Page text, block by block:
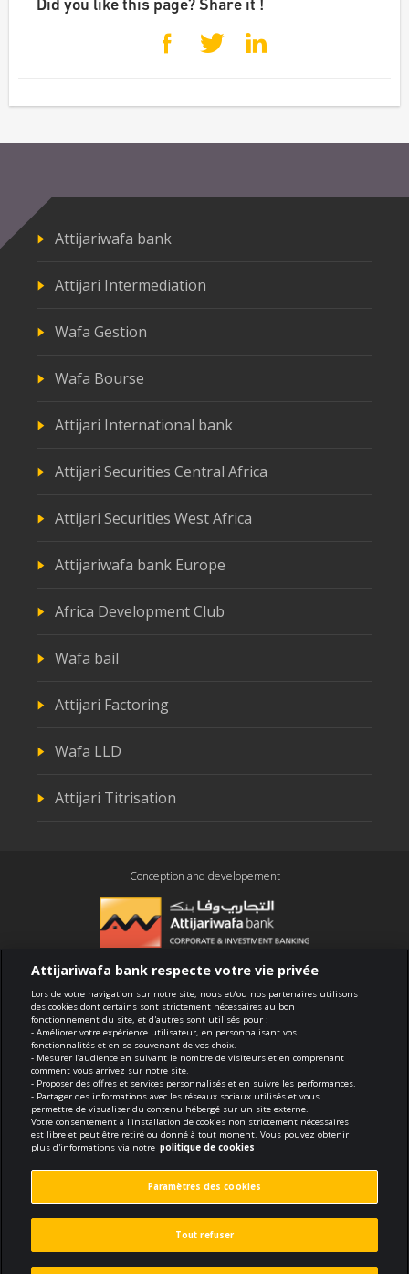
Did you like this page? Share it !
Attijariwafa bank
Attijari Intermediation
Wafa Gestion
Wafa Bourse
Attijari International bank
Attijari Securities Central Africa
Attijari Securities West Africa
Attijariwafa bank Europe
Africa Development Club
Wafa bail
Attijari Factoring
Wafa LLD
Attijari Titrisation
Conception and developement
Compliance
Terms of use
Security and confidentiality
Politique de cookies
Protection des données personnelles
© 2026 Tous droits réservés
Made by void.fr
Attijariwafa bank respecte votre vie privée
Lors de votre navigation sur notre site, nous et/ou nos partenaires utilisons
des cookies dont certains sont strictement nécessaires au bon
fonctionnement du site, et d'autres sont utilisés pour :
- Améliorer votre expérience utilisateur, en personnalisant vos
fonctionnalités et en se souvenant de vos choix.
- Mesurer l’audience en suivant le nombre de visiteurs et en comprenant
comment vous arrivez sur notre site.
- Proposer des offres et services personnalisés et en suivre les performances.
- Partager des informations avec les réseaux sociaux utilisés et vous
permettre de visualiser du contenu hébergé sur un site externe.
Votre consentement à l'installation de cookies non strictement nécessaires
est libre et peut être retiré ou donné à tout moment. Vous pouvez obtenir
plus d'informations via notre politique de cookies
Paramètres des cookies
Tout refuser